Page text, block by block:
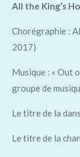
All the King’s
Chorégraphie :
2017)
Musique : « Out
groupe de
Le titre de la
Le titre de la